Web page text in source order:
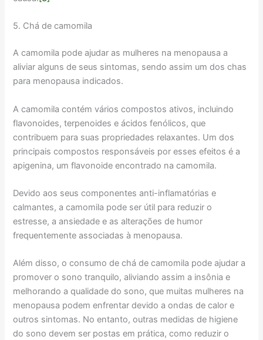
5. Chá de camomila
A camomila pode ajudar as mulheres na menopausa a
aliviar alguns de seus sintomas, sendo assim um dos chas
para menopausa indicados.
A camomila contém vários compostos ativos, incluindo
flavonoides, terpenoides e ácidos fenólicos, que
contribuem para suas propriedades relaxantes. Um dos
principais compostos responsáveis por esses efeitos é a
apigenina, um flavonoide encontrado na camomila.
Devido aos seus componentes anti-inflamatórias e
calmantes, a camomila pode ser útil para reduzir o
estresse, a ansiedade e as alterações de humor
frequentemente associadas à menopausa.
Além disso, o consumo de chá de camomila pode ajudar a
promover o sono tranquilo, aliviando assim a insônia e
melhorando a qualidade do sono, que muitas mulheres na
menopausa podem enfrentar devido a ondas de calor e
outros sintomas. No entanto, outras medidas de higiene
do sono devem ser postas em prática, como reduzir o